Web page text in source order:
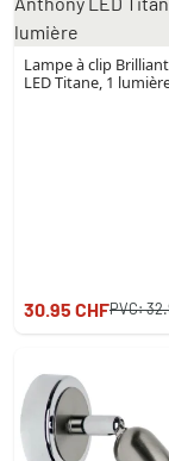
Lampe à clip
LED Titane, 1
30.95 CHFPVC: